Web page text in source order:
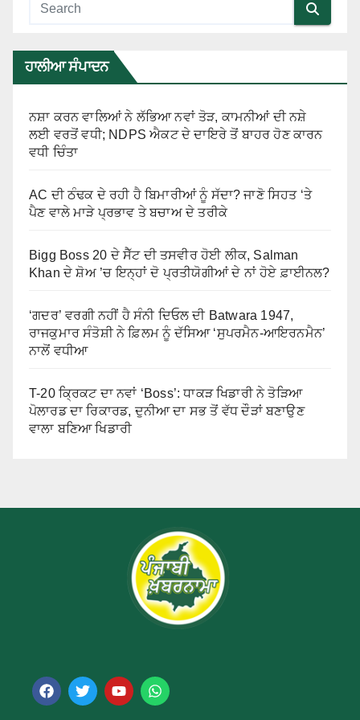
ਹਾਲੀਆ ਸੰਪਾਦਨ
ਨਸ਼ਾ ਕਰਨ ਵਾਲਿਆਂ ਨੇ ਲੱਭਿਆ ਨਵਾਂ ਤੋੜ, ਕਾਮਨੀਆਂ ਦੀ ਨਸ਼ੇ
ਲਈ ਵਰਤੋਂ ਵਧੀ; NDPS ਐਕਟ ਦੇ ਦਾਇਰੇ ਤੋਂ ਬਾਹਰ ਹੋਣ ਕਾਰਨ
ਵਧੀ ਚਿੰਤਾ
AC ਦੀ ਠੰਢਕ ਦੇ ਰਹੀ ਹੈ ਬਿਮਾਰੀਆਂ ਨੂੰ ਸੱਦਾ? ਜਾਣੋ ਸਿਹਤ ‘ਤੇ
ਪੈਣ ਵਾਲੇ ਮਾੜੇ ਪ੍ਰਭਾਵ ਤੇ ਬਚਾਅ ਦੇ ਤਰੀਕੇ
Bigg Boss 20 ਦੇ ਸੈੱਟ ਦੀ ਤਸਵੀਰ ਹੋਈ ਲੀਕ, Salman
Khan ਦੇ ਸ਼ੋਅ ’ਚ ਇਨ੍ਹਾਂ ਦੋ ਪ੍ਰਤੀਯੋਗੀਆਂ ਦੇ ਨਾਂ ਹੋਏ ਫ਼ਾਈਨਲ?
‘ਗਦਰ’ ਵਰਗੀ ਨਹੀਂ ਹੈ ਸੰਨੀ ਦਿਓਲ ਦੀ Batwara 1947,
ਰਾਜਕੁਮਾਰ ਸੰਤੋਸ਼ੀ ਨੇ ਫ਼ਿਲਮ ਨੂੰ ਦੱਸਿਆ ‘ਸੁਪਰਮੈਨ-ਆਇਰਨਮੈਨ’
ਨਾਲੋਂ ਵਧੀਆ
T-20 ਕ੍ਰਿਕਟ ਦਾ ਨਵਾਂ ‘Boss’: ਧਾਕੜ ਖਿਡਾਰੀ ਨੇ ਤੋੜਿਆ
ਪੋਲਾਰਡ ਦਾ ਰਿਕਾਰਡ, ਦੁਨੀਆ ਦਾ ਸਭ ਤੋਂ ਵੱਧ ਦੌੜਾਂ ਬਣਾਉਣ
ਵਾਲਾ ਬਣਿਆ ਖਿਡਾਰੀ